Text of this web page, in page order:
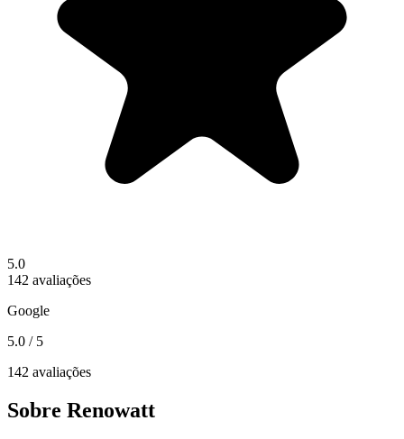
5.0
142 avaliações
Google
5.0 / 5
142 avaliações
Sobre Renowatt